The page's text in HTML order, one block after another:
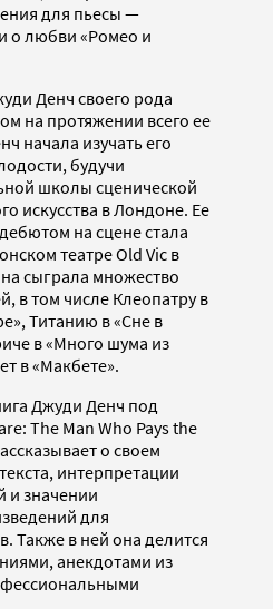
для пьесы —
о любви «Ромео и
Денч своего рода
на протяжении всего ее
начала изучать его
будучи
школы сценической
искусства в Лондоне. Ее
на сцене стала
театре Old Vic в
сыграла множество
в том числе Клеопатру в
Титанию в «Сне в
в «Много шума из
в «Макбете».
Джуди Денч под
The Man Who Pays the
о своем
интерпретации
и значении
для
Также в ней она делится
анекдотами из